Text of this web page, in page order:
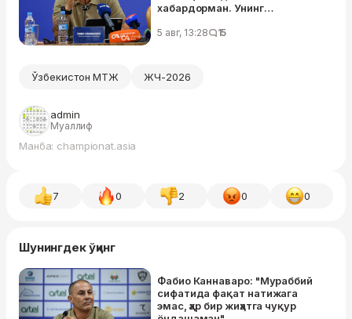
хабардорман. Унинг
олиб борганман"
5 авг, 13:28 15
Ўзбекистон МТЖ ЖЧ-2026
admin
Муаллиф
Манба: championat.asia
7 0 2 0 0
Шунингдек ўқинг
Фабио Каннаваро: "Мураббий
сифатида фақат натижага
эмас, ҳар бир жиҳатга чуқур